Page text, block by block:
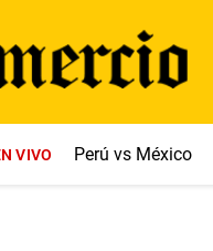
VIVO Perú vs México